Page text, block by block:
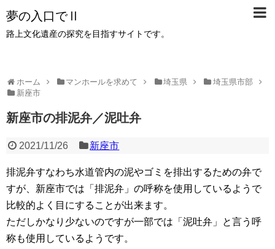
夢の入口でⅡ
路上文化遺産の探究を目指すサイトです。
ホーム マンホールを求めて 埼玉県
埼玉県市部
新座市
新座市の排泥弁／泥吐弁
2021/11/26 新座市
排泥弁すなわち水道管内の泥やゴミを排出するための弁で
すが、新座市では「排泥弁」の呼称を使用しているようで
比較的よく目にすることが出来ます。
ただしかなり少ないのですが一部では「泥吐弁」と言う呼
称も使用しているようです。